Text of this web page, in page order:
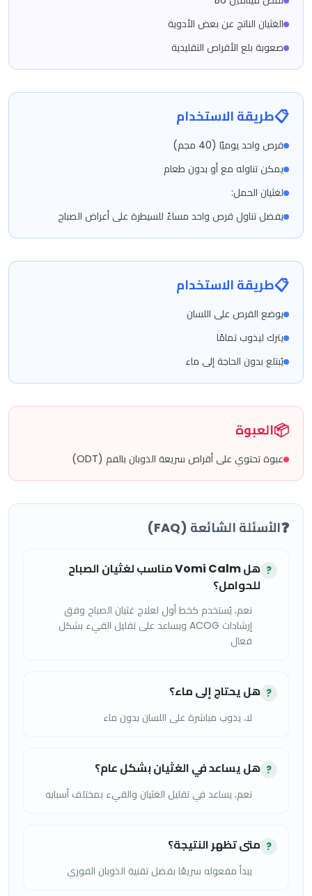
الغثيان الناتج عن بعض الأدوية
صعوبة بلع الأقراص التقليدية
📋طريقة الاستخدام
قرص واحد يوميًا (40 مجم)
يمكن تناوله مع أو بدون طعام
لغثيان الحمل:
يفضل تناول قرص واحد مساءً للسيطرة على أعراض الصباح
📋طريقة الاستخدام
يوضع القرص على اللسان
يترك ليذوب تمامًا
يُبتلع بدون الحاجة إلى ماء
📦العبوة
عبوة تحتوي على أقراص سريعة الذوبان بالفم (ODT)
❓الأسئلة الشائعة (FAQ)
?
هل Vomi Calm مناسب لغثيان الصباح
للحوامل؟
نعم، يُستخدم كخط أول لعلاج غثيان الصباح وفق
إرشادات ACOG ويساعد على تقليل القيء بشكل
فعال
? هل يحتاج إلى ماء؟
لا، يذوب مباشرة على اللسان بدون ماء
? هل يساعد في الغثيان بشكل عام؟
نعم، يساعد في تقليل الغثيان والقيء بمختلف أسبابه
? متى تظهر النتيجة؟
يبدأ مفعوله سريعًا بفضل تقنية الذوبان الفوري